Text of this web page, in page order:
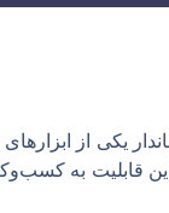
یکی از
قابلیت به